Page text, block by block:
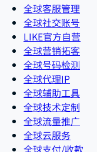
全球客服管理
全球社交账号
LIKE官方自营
全球营销拓客
全球号码检测
全球代理IP
全球辅助工具
全球技术定制
全球流量推广
全球云服务
全球支付/收款